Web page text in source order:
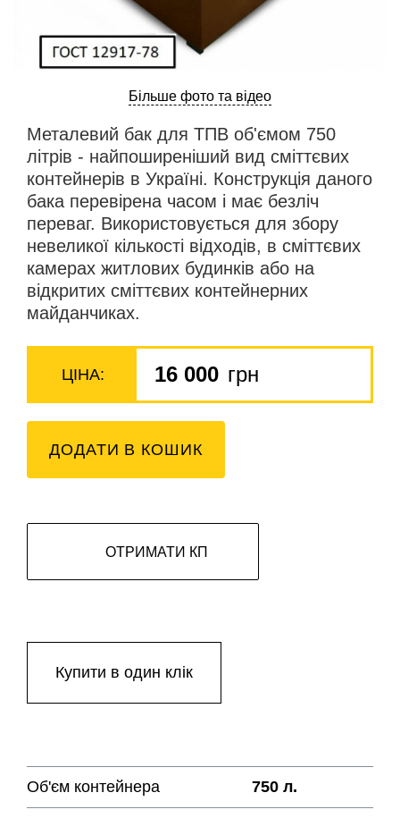
Більше фото та відео
Металевий бак для ТПВ об'ємом 750
літрів - найпоширеніший вид сміттєвих
контейнерів в Україні. Конструкція даного
бака перевірена часом і має безліч
переваг. Використовується для збору
невеликої кількості відходів, в сміттєвих
камерах житлових будинків або на
відкритих сміттєвих контейнерних
майданчиках.
ЦІНА: 16 000 грн
ДОДАТИ В КОШИК
ОТРИМАТИ КП
Купити в один клік
Об'єм контейнера 750 л.